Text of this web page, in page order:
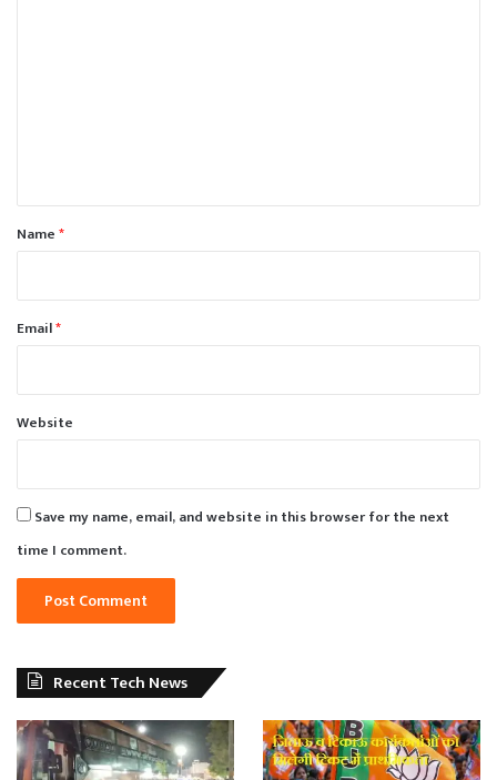
*Name*
Email*
Website
Save my name, email, and website in this browser for the next
time I comment.
Recent Tech News